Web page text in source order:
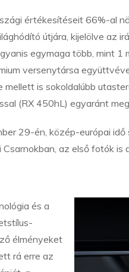
értékesítéseit 66%-al
útjára, kijelölve az
egymaga több, mint
versenytársa
is sokoldalúbb
(RX 450hL) egyaránt
29-én, közép-európai
az első fotók is
és a
élményeket
rá erre az